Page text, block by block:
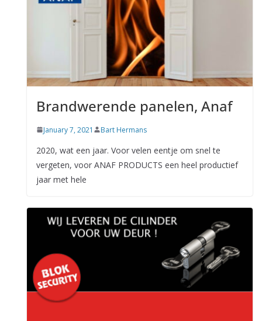
Brandwerende panelen, Anaf
January 7, 2021 Bart Hermans
2020, wat een jaar. Voor velen eentje om snel te
vergeten, voor ANAF PRODUCTS een heel productief
jaar met hele